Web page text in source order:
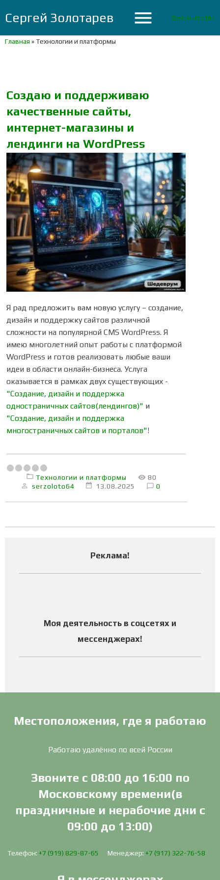
Сергей Золотарев menu Войти на сайт
Главная »Технологии и платформы
Создаю и поддерживаю
качественные сайты,
интернет-магазины и
лендинги на WordPress
Я рад предложить вам новую услугу – создание,
дизайн и поддержку сайтов различной
сложности на популярной CMS WordPress. Я
имею многолетний опыт работы с платформой
WordPress и готов реализовать любые ваши
идеи в области онлайн-бизнеса. Услуга
оказывается в рамках двух существующих -
"Создание, дизайн и поддержка
одностраничных сайтов(лендингов)" и
"Создание, дизайн и поддержка
многостраничных сайтов и порталов"!
Технологии и платформы
80
serzoloto64
13.08.2025 0
Реклама!
Моя деятельность в соцсетях и
мессенджерах!
Местоположения, где я работаю
Работаю удалённо по всей России
Звоните с 08:00 до 16:00 по
Московскому времени(в
праздничные и нерабочие дни с
09:00 до 13:00)
Телефон: +7 (919) 829-87-65 Менеджер: +7 (917) 322-76-58